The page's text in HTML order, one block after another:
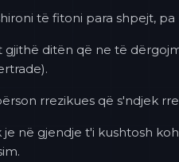
të fitoni para shpejt,
gjithë ditën që ne të
rrezikues që s'ndjek
je në gjendje t'i kushtosh